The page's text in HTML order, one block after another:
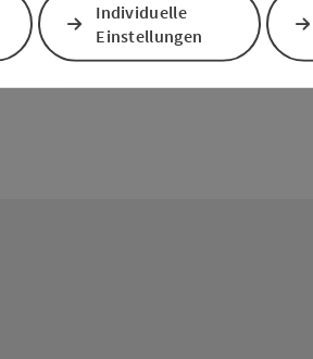
Individuelle
Einstellungen